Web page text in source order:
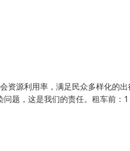
资源利用率，满足民众多样化的
题，这是我们的责任。租车前：1